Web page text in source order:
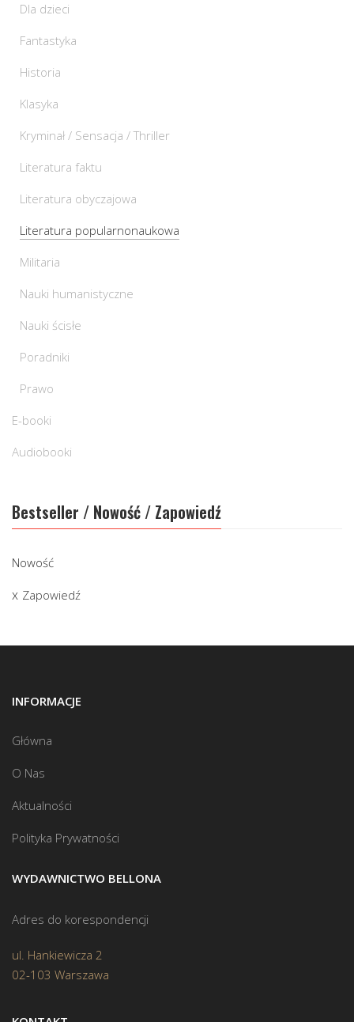
Dla dzieci
Fantastyka
Historia
Klasyka
Kryminał / Sensacja / Thriller
Literatura faktu
Literatura obyczajowa
Literatura popularnonaukowa
Militaria
Nauki humanistyczne
Nauki ścisłe
Poradniki
Prawo
E-booki
Audiobooki
Bestseller / Nowość / Zapowiedź
Nowość
Zapowiedź
INFORMACJE
Główna
O Nas
Aktualności
Polityka Prywatności
WYDAWNICTWO BELLONA
Adres do korespondencji
ul. Hankiewicza 2
02-103 Warszawa